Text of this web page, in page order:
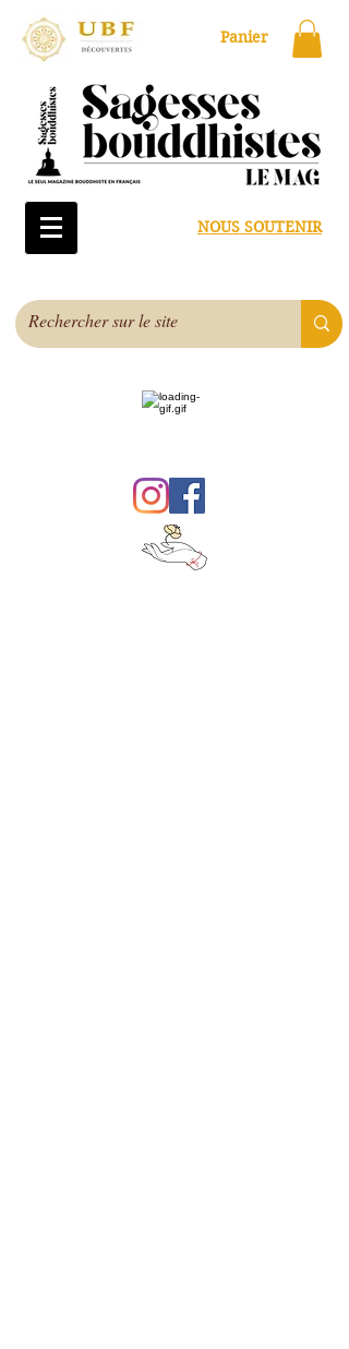
Panier
NOUS SOUTENIR